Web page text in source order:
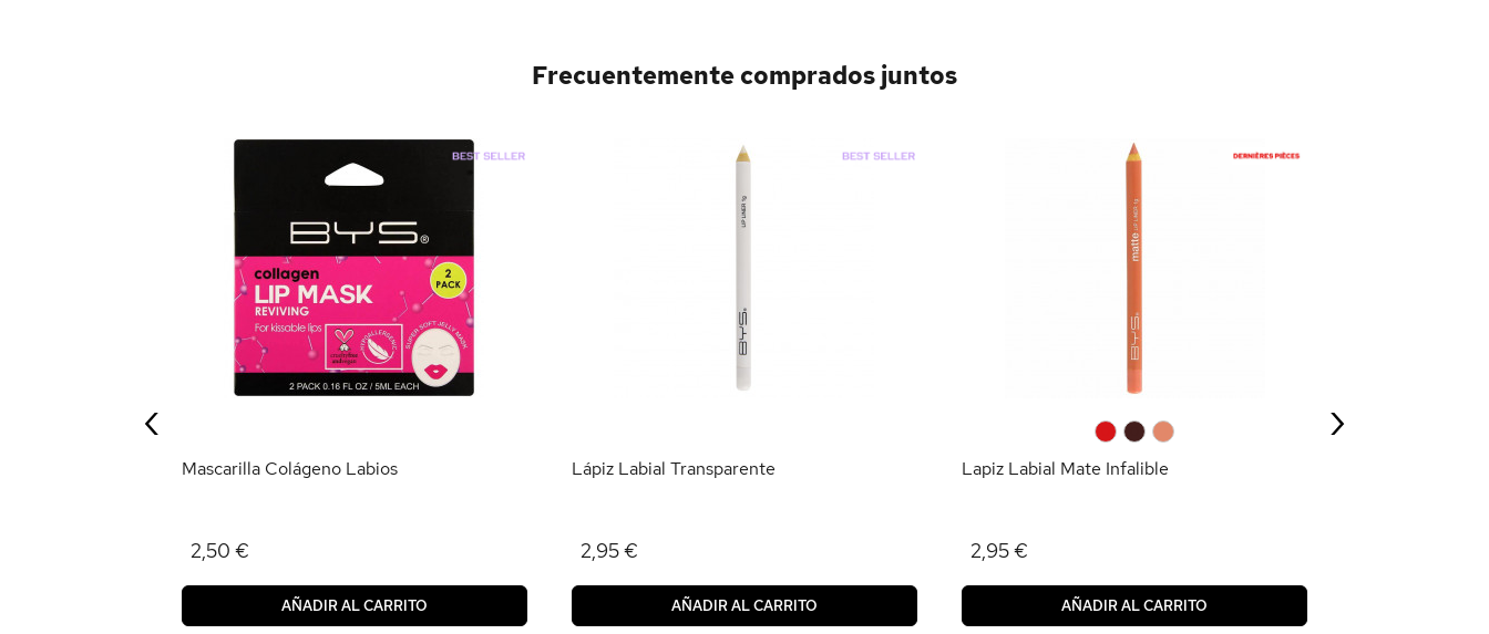
Frecuentemente comprados juntos
Mascarilla Colágeno Labios
2,50 €
AÑADIR AL CARRITO
Lápiz Labial Transparente
2,95 €
AÑADIR AL CARRITO
Lapiz Labial Mate Infalible
2,95 €
AÑADIR AL CARRITO
‹ ›